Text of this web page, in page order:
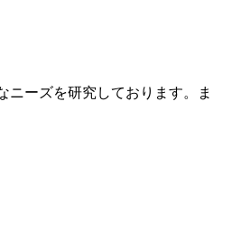
ーズを研究しております。ま